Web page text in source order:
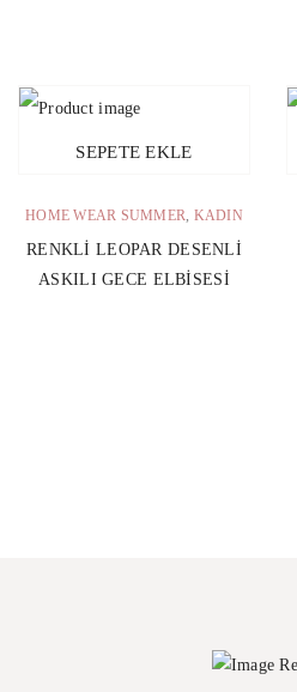
SEPETE EKLE
HOME WEAR SUMMER, KADIN
RENKLI LEOPAR DESENLI
ASKILI GECE ELBISESI